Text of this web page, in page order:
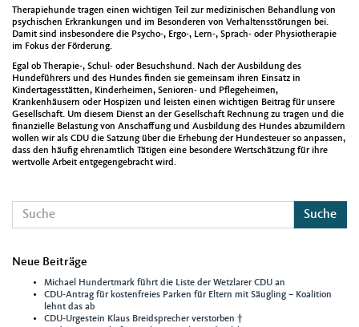
Therapiehunde tragen einen wichtigen Teil zur medizinischen Behandlung von
psychischen Erkrankungen und im Besonderen von Verhaltensstörungen bei.
Damit sind insbesondere die Psycho-, Ergo-, Lern-, Sprach- oder Physiotherapie
im Fokus der Förderung.
Egal ob Therapie-, Schul- oder Besuchshund. Nach der Ausbildung des
Hundeführers und des Hundes finden sie gemeinsam ihren Einsatz in
Kindertagesstätten, Kinderheimen, Senioren- und Pflegeheimen,
Krankenhäusern oder Hospizen und leisten einen wichtigen Beitrag für unsere
Gesellschaft. Um diesem Dienst an der Gesellschaft Rechnung zu tragen und die
finanzielle Belastung von Anschaffung und Ausbildung des Hundes abzumildern
wollen wir als CDU die Satzung über die Erhebung der Hundesteuer so anpassen,
dass den häufig ehrenamtlich Tätigen eine besondere Wertschätzung für ihre
wertvolle Arbeit entgegengebracht wird.
Suche
Neue Beiträge
Michael Hundertmark führt die Liste der Wetzlarer CDU an
CDU-Antrag für kostenfreies Parken für Eltern mit Säugling – Koalition
lehnt das ab
CDU-Urgestein Klaus Breidsprecher verstorben †